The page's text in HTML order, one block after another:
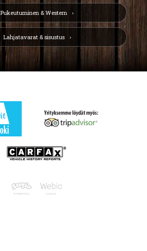
Pukeutuminen & Western
Lahjatavarat & sisustus